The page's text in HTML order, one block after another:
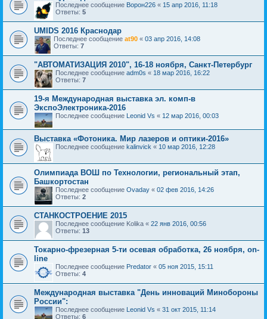
Последнее сообщение Ворон226 « 15 апр 2016, 11:18
Ответы: 5
UMIDS 2016 Краснодар
Последнее сообщение at90 « 03 апр 2016, 14:08
Ответы: 7
"АВТОМАТИЗАЦИЯ 2010", 16-18 ноября, Санкт-Петербург
Последнее сообщение adm0s « 18 мар 2016, 16:22
Ответы: 7
19-я Международная выставка эл. комп-в
ЭкспоЭлектроника-2016
Последнее сообщение Leonid Vs « 12 мар 2016, 00:03
Выставка «Фотоника. Мир лазеров и оптики-2016»
Последнее сообщение kalinvick « 10 мар 2016, 12:28
Олимпиада ВОШ по Технологии, региональный этап,
Башкортостан
Последнее сообщение Ovaday « 02 фев 2016, 14:26
Ответы: 2
СТАНКОСТРОЕНИЕ 2015
Последнее сообщение Kolika « 22 янв 2016, 00:56
Ответы: 13
Токарно-фрезерная 5-ти осевая обработка, 26 ноября, on-
line
Последнее сообщение Predator « 05 ноя 2015, 15:11
Ответы: 4
Международная выставка "День инноваций Минобороны
России":
Последнее сообщение Leonid Vs « 31 окт 2015, 11:14
Ответы: 6